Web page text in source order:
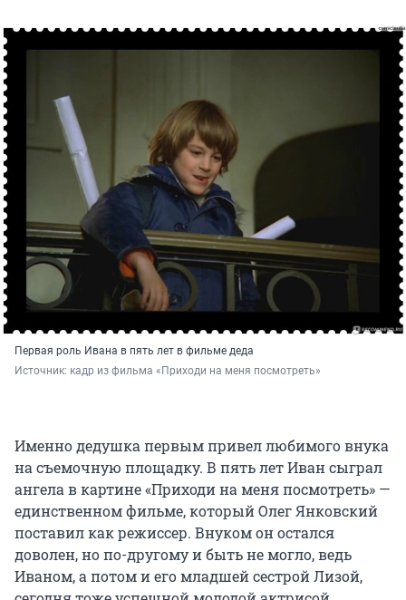
Первая роль Ивана в пять лет в фильме деда
Источник: кадр из фильма «Приходи на меня посмотреть»
Именно дедушка первым привел любимого внука
на съемочную площадку. В пять лет Иван сыграл
ангела в картине «Приходи на меня посмотреть» —
единственном фильме, который Олег Янковский
поставил как режиссер. Внуком он остался
доволен, но по-другому и быть не могло, ведь
Иваном, а потом и его младшей сестрой Лизой,